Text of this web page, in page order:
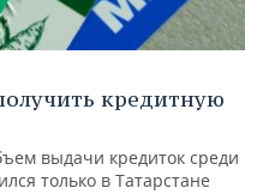
кредитную
выдачи кредиток среди
только в Татарстане